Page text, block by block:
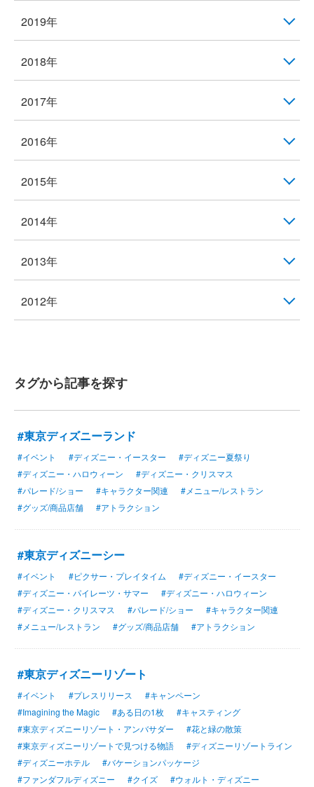
2019年
2018年
2017年
2016年
2015年
2014年
2013年
2012年
タグから記事を探す
#東京ディズニーランド
#イベント #ディズニー・イースター
#ディズニー夏祭り
#ディズニー・ハロウィーン
#ディズニー・クリスマス
#パレード/ショー
#キャラクター関連
#メニュー/レストラン
#グッズ/商品店舗
#アトラクション
#東京ディズニーシー
#イベント #ピクサー・プレイタイム
#ディズニー・イースター
#ディズニー・パイレーツ・サマー
#ディズニー・ハロウィーン
#ディズニー・クリスマス
#パレード/ショー
#キャラクター関連
#メニュー/レストラン
#グッズ/商品店舗 #アトラクション
#東京ディズニーリゾート
#イベント #プレスリリース
#キャンペーン
#Imagining the Magic
#ある日の1枚
#キャスティング
#東京ディズニーリゾート・アンバサダー
#花と緑の散策
#東京ディズニーリゾートで見つける物語
#ディズニーリゾートライン
#ディズニーホテル
#バケーションパッケージ
#ファンダフルディズニー
#クイズ #ウォルト・ディズニー